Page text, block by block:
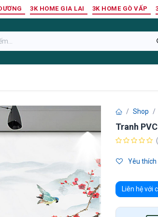
3K HOME GIA LAI 3K HOME GÒ VẤP
Shop
Tranh
Yêu thích
Liên hệ với